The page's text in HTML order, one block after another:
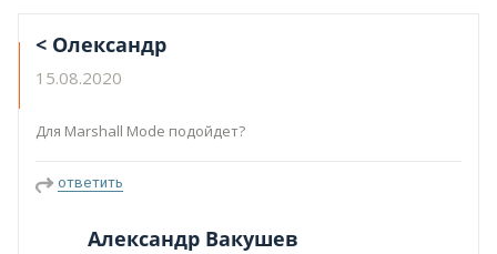
< Олександр
15.08.2020
Для Marshall Mode подойдет?
ответить
Александр Вакушев